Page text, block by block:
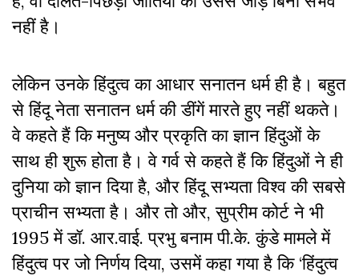
नहीं है।
लेकिन उनके हिंदुत्व का आधार सनातन धर्म ही है। बहुत
से हिंदू नेता सनातन धर्म की डींगें मारते हुए नहीं थकते।
वे कहते हैं कि मनुष्य और प्रकृति का ज्ञान हिंदुओं के
साथ ही शुरू होता है। वे गर्व से कहते हैं कि हिंदुओं ने ही
दुनिया को ज्ञान दिया है, और हिंदू सभ्यता विश्व की सबसे
प्राचीन सभ्यता है। और तो और, सुप्रीम कोर्ट ने भी
1995 में डॉ. आर.वाई. प्रभु बनाम पी.के. कुंडे मामले में
हिंदुत्व पर जो निर्णय दिया, उसमें कहा गया है कि ‘हिंदुत्व